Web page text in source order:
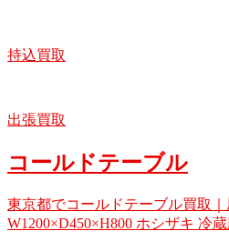
持込買取
出張買取
コールドテーブル
東京都でコールドテーブル買取
W1200×D450×H800 ホシザキ 冷